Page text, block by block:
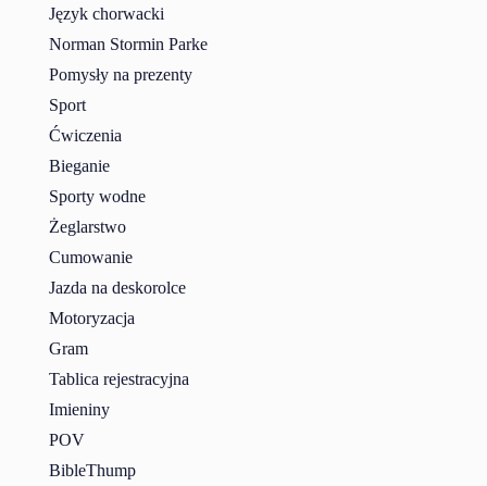
Język chorwacki
Norman Stormin Parke
Pomysły na prezenty
Sport
Ćwiczenia
Bieganie
Sporty wodne
Żeglarstwo
Cumowanie
Jazda na deskorolce
Motoryzacja
Gram
Tablica rejestracyjna
Imieniny
POV
BibleThump